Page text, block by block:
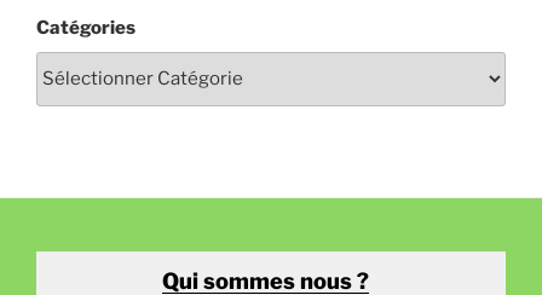
Catégories
Qui sommes nous ?